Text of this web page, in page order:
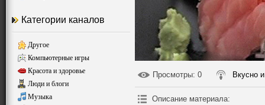
Категории каналов
Другое
Компьютерные игры
Красота и здоровье
Люди и блоги
Музыка
Просмотры: 0 Вкусно
Описание материала: